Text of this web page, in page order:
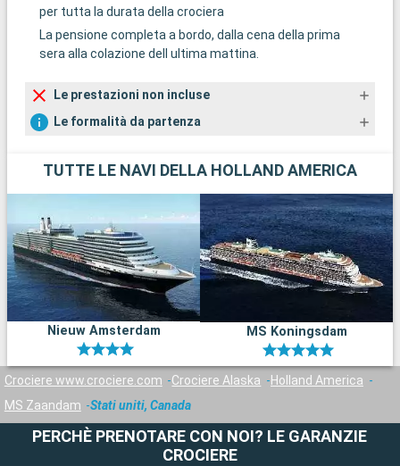
per tutta la durata della crociera
La pensione completa a bordo, dalla cena della prima
sera alla colazione dell ultima mattina.
Le prestazioni non incluse
Le formalità da partenza
TUTTE LE NAVI DELLA HOLLAND AMERICA
Nieuw Amsterdam MS Koningsdam
Crociere www.crociere.com Crociere Alaska
Holland America
MS Zaandam
Stati uniti, Canada
PERCHÈ PRENOTARE CON NOI? LE GARANZIE
CROCIERE